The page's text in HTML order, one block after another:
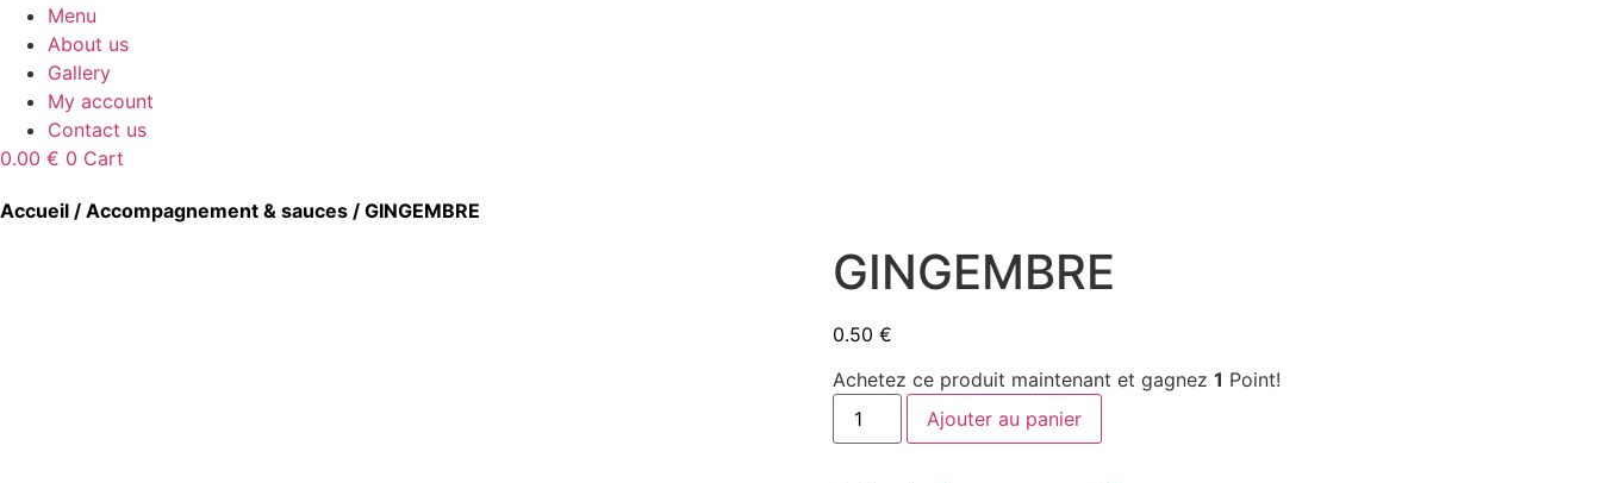
Menu
About us
Gallery
My account
Contact us
0.00 € 0 Cart
Accueil / Accompagnement & sauces / GINGEMBRE
GINGEMBRE
0.50 €
Achetez ce produit maintenant et gagnez 1 Point!
quantité
GINGEMBRE
Ajouter au panier